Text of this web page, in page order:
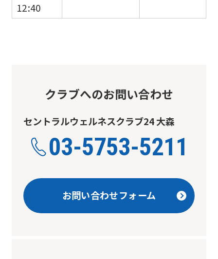
12:40
クラブへのお問い合わせ
セントラルウェルネスクラブ24 大森
03-5753-5211
お問い合わせフォーム
accurate
differ
from
original
We
ask